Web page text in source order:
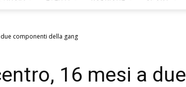
Voce
componenti della gang
16 mesi a due